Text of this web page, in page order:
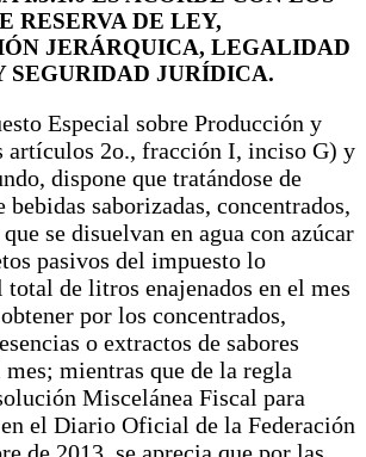
RESERVA DE LEY,
JERÁRQUICA, LEGALIDAD
SEGURIDAD JURÍDICA.
Especial sobre Producción y
artículos 2o., fracción I, inciso G) y
dispone que tratándose de
bebidas saborizadas, concentrados,
se disuelvan en agua con azúcar
pasivos del impuesto lo
de litros enajenados en el mes
por los concentrados,
o extractos de sabores
mes; mientras que de la regla
Miscelánea Fiscal para
el Diario Oficial de la Federación